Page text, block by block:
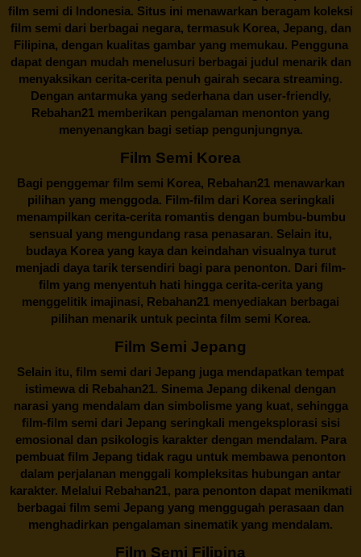
film semi di Indonesia. Situs ini menawarkan beragam koleksi
film semi dari berbagai negara, termasuk Korea, Jepang, dan
Filipina, dengan kualitas gambar yang memukau. Pengguna
dapat dengan mudah menelusuri berbagai judul menarik dan
menyaksikan cerita-cerita penuh gairah secara streaming.
Dengan antarmuka yang sederhana dan user-friendly,
Rebahan21 memberikan pengalaman menonton yang
menyenangkan bagi setiap pengunjungnya.
Film Semi Korea
Bagi penggemar film semi Korea, Rebahan21menawarkan
pilihan yang menggoda. Film-film dari Korea seringkali
menampilkan cerita-cerita romantis dengan bumbu-bumbu
sensual yang mengundang rasa penasaran. Selain itu,
budaya Korea yang kaya dan keindahan visualnya turut
menjadi daya tarik tersendiri bagi para penonton. Dari film-
film yang menyentuh hati hingga cerita-cerita yang
menggelitik imajinasi, Rebahan21 menyediakan berbagai
pilihan menarik untuk pecinta film semi Korea.
Film Semi Jepang
Selain itu, film semi dari Jepang juga mendapatkan tempat
istimewa di Rebahan21. Sinema Jepang dikenal dengan
narasi yang mendalam dan simbolisme yang kuat, sehingga
film-film semi dari Jepang seringkali mengeksplorasi sisi
emosional dan psikologis karakter dengan mendalam. Para
pembuat film Jepang tidak ragu untuk membawa penonton
dalam perjalanan menggali kompleksitas hubungan antar
karakter. Melalui Rebahan21, para penonton dapat menikmati
berbagai film semi Jepang yang menggugah perasaan dan
menghadirkan pengalaman sinematik yang mendalam.
Film Semi Filipina